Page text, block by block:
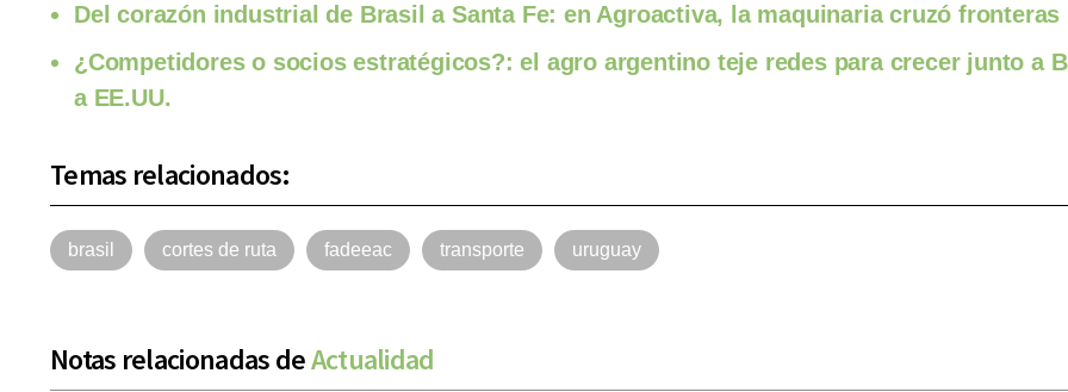
Del corazón industrial de Brasil a Santa Fe: en Agroactiva, la maquinaria cruzó fronteras
¿Competidores o socios estratégicos?: el agro argentino teje redes para crecer junto a
a EE.UU.
Temas relacionados:
brasil cortes de ruta fadeeac transporte uruguay
Notas relacionadas deActualidad